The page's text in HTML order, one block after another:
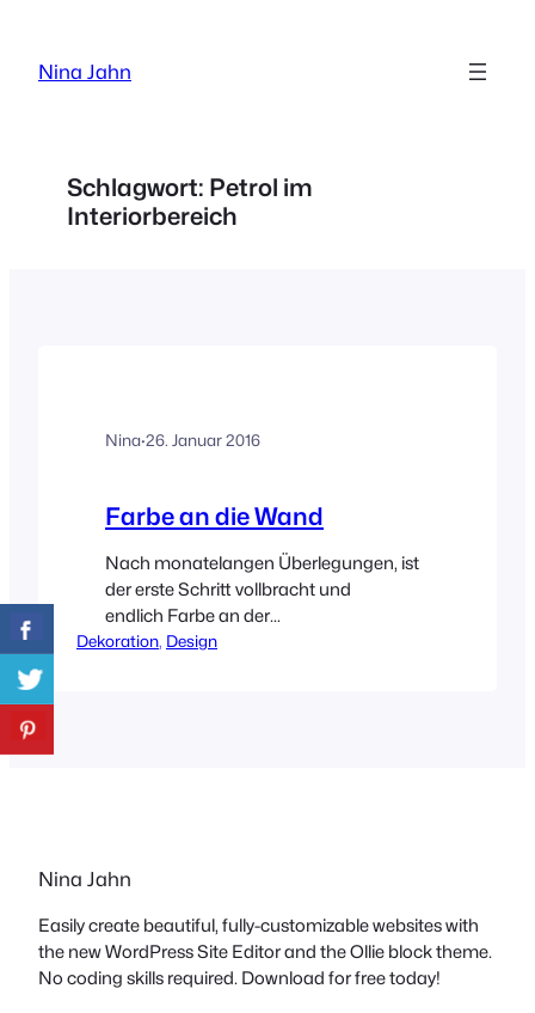
springen
Nina Jahn
Schlagwort: Petrol im
Interiorbereich
Nina·26. Januar 2016
Farbe an die Wand
Nach monatelangen Überlegungen, ist
der erste Schritt vollbracht und
endlich Farbe an der
Kinderzimmerwand. Nicht ganz
Dekoration, Design
Nina Jahn
Easily create beautiful, fully-customizable websites with
the new WordPress Site Editor and the Ollie block theme.
No coding skills required. Download for free today!